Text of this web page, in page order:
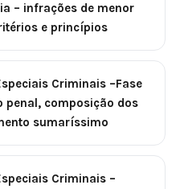
– infrações de menor
e princípios
Criminais –Fase
penal, composição dos
sumaríssimo
Criminais –